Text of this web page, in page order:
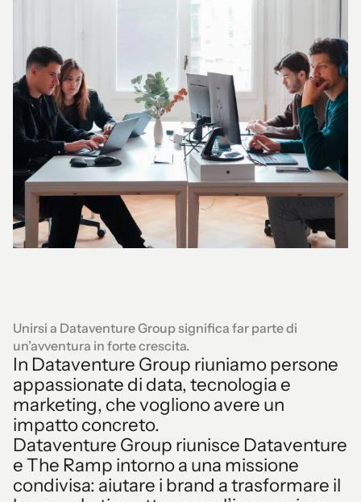
Unirsi a Dataventure Group significa far parte di
un’avventura in forte crescita.
In Dataventure Group riuniamo persone
appassionate di data, tecnologia e
marketing, che vogliono avere un
impatto concreto.
Dataventure Group riunisce Dataventure
e The Ramp intorno a una missione
condivisa: aiutare i brand a trasformare il
1
2
3